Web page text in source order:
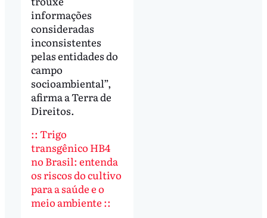
informações
consideradas
inconsistentes
pelas entidades do
campo
socioambiental”,
afirma a Terra de
Direitos.
:: Trigo
transgênico HB4
no Brasil: entenda
os riscos do cultivo
para a saúde e o
meio ambiente ::